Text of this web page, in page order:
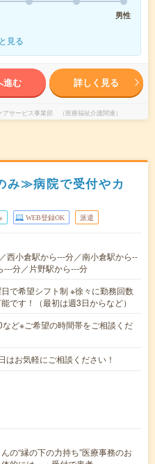
男性
見る
進む 詳しく見る
サービス事業部 （医療福祉介護関連）
み≫病院で受付やカ
WEB登録OK 派遣
西小倉駅から---分／南小倉駅から--
---分／片野駅から---分
日で希望シフト制 ※徐々に勤務回数
です！（最初は週3日からなど）
ど※ご希望の時間帯をご相談くだ
お気軽にご相談ください！
の“縁の下の力持ち”医療事務のお